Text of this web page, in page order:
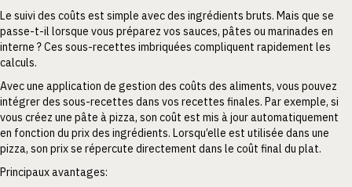
Le suivi des coûts est simple avec des ingrédients bruts. Mais que se
passe-t-il lorsque vous préparez vos sauces, pâtes ou marinades en
interne ? Ces sous-recettes imbriquées compliquent rapidement les
calculs.
Avec une application de gestion des coûts des aliments, vous pouvez
intégrer des sous-recettes dans vos recettes finales. Par exemple, si
vous créez une pâte à pizza, son coût est mis à jour automatiquement
en fonction du prix des ingrédients. Lorsqu’elle est utilisée dans une
pizza, son prix se répercute directement dans le coût final du plat.
Principaux avantages: